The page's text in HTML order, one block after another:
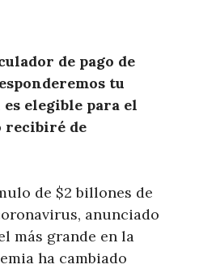
de pago de
tu
elegible para el
recibiré de
de $2 billones de
anunciado
más grande en la
ha cambiado